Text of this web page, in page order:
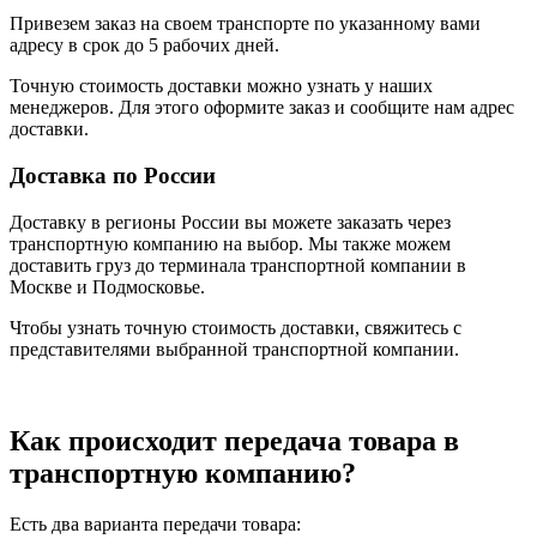
Привезем заказ на своем транспорте по указанному вами
адресу в срок до 5 рабочих дней.
Точную стоимость доставки можно узнать у наших
менеджеров. Для этого оформите заказ и сообщите нам адрес
доставки.
Доставка по России
Доставку в регионы России вы можете заказать через
транспортную компанию на выбор. Мы также можем
доставить груз до терминала транспортной компании в
Москве и Подмосковье.
Чтобы узнать точную стоимость доставки, свяжитесь с
представителями выбранной транспортной компании.
Как происходит передача товара в
транспортную компанию?
Есть два варианта передачи товара: